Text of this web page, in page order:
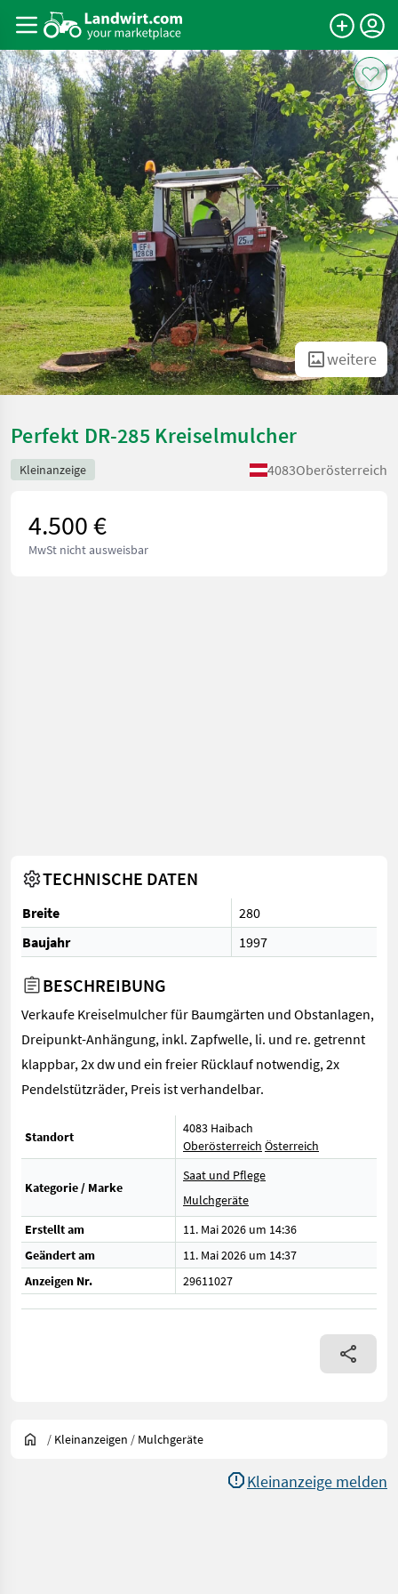
weitere
Perfekt DR-285 Kreiselmulcher
Kleinanzeige 4083Oberösterreich
4.500 €
MwSt nicht ausweisbar
TECHNISCHE DATEN
Breite
280
Baujahr
1997
BESCHREIBUNG
Verkaufe Kreiselmulcher für Baumgärten und Obstanlagen,
Dreipunkt-Anhängung, inkl. Zapfwelle, li. und re. getrennt
klappbar, 2x dw und ein freier Rücklauf notwendig, 2x
Pendelstützräder, Preis ist verhandelbar.
Standort
4083 Haibach
Oberösterreich Österreich
Kategorie / Marke
Saat und Pflege
Mulchgeräte
Erstellt am
11. Mai 2026 um 14:36
Geändert am
11. Mai 2026 um 14:37
Anzeigen Nr.
29611027
/ Kleinanzeigen / Mulchgeräte
Kleinanzeige melden